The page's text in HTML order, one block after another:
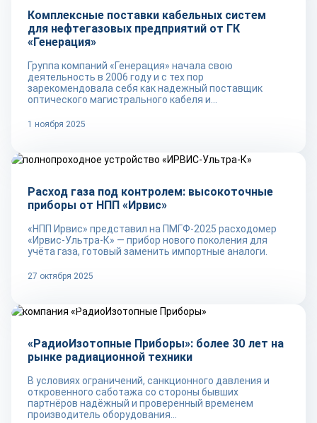
Комплексные поставки кабельных систем
для нефтегазовых предприятий от ГК
«Генерация»
Группа компаний «Генерация» начала свою
деятельность в 2006 году и с тех пор
зарекомендовала себя как надежный поставщик
оптического магистрального кабеля и...
1 ноября 2025
Расход газа под контролем: высокоточные
приборы от НПП «Ирвис»
«НПП Ирвис» представил на ПМГФ-2025 расходомер
«Ирвис-Ультра-К» — прибор нового поколения для
учёта газа, готовый заменить импортные аналоги.
27 октября 2025
«РадиоИзотопные Приборы»: более 30 лет на
рынке радиационной техники
В условиях ограничений, санкционного давления и
откровенного саботажа со стороны бывших
партнёров надёжный и проверенный временем
производитель оборудования...